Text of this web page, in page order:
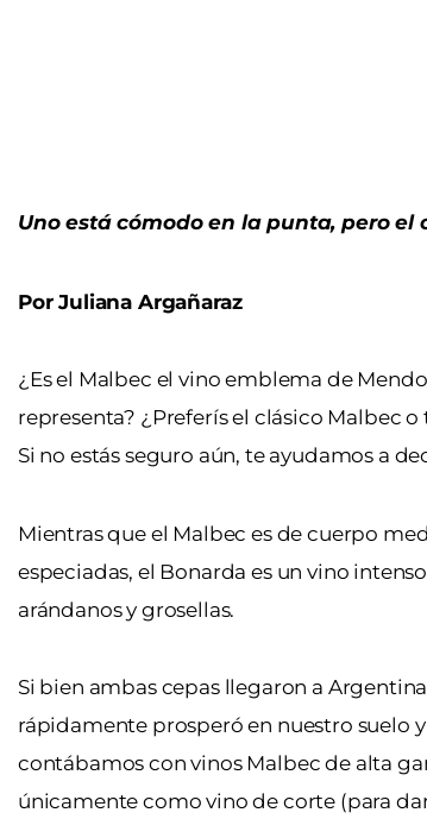
Uno está cómodo en la punta, pero
Por Juliana Argañaraz
¿Es el Malbec el vino emblema de
representa? ¿Preferís el clásico Malbec
Si no estás seguro aún, te ayudamos a
Mientras que el Malbec es de cuerpo
especiadas, el Bonarda es un vino
arándanos y grosellas.
Si bien ambas cepas llegaron a
rápidamente prosperó en nuestro suelo
contábamos con vinos Malbec de alta
únicamente como vino de corte (para